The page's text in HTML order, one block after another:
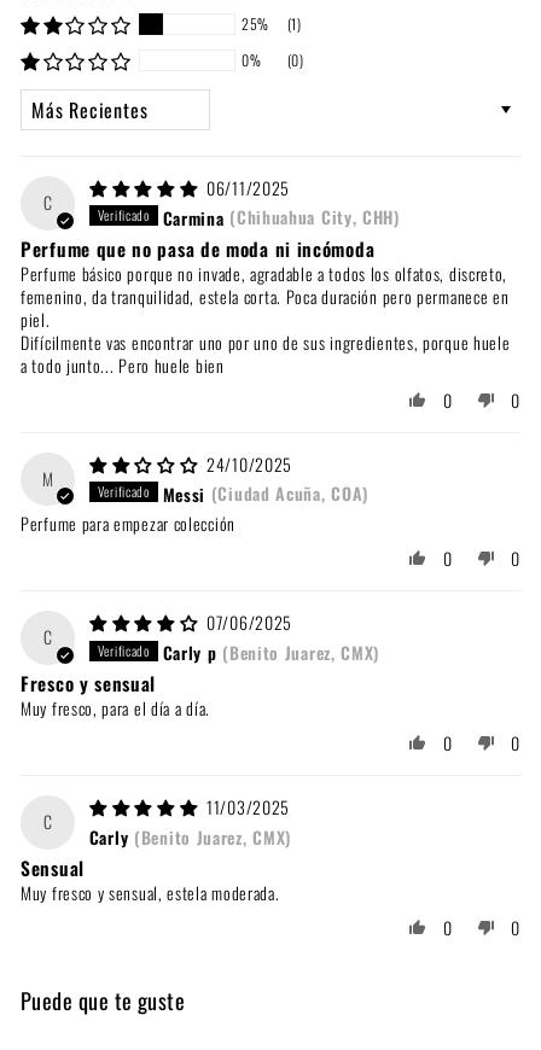
25%
(1)
0%
(0)
Sort by
C
06/11/2025
Carmina (Chihuahua City, CHH)
Perfume que no pasa de moda ni incómoda
Perfume básico porque no invade, agradable a todos los olfatos, discreto,
femenino, da tranquilidad, estela corta. Poca duración pero permanece en
piel.
Difícilmente vas encontrar uno por uno de sus ingredientes, porque huele
a todo junto... Pero huele bien
0
0
M
24/10/2025
Messi (Ciudad Acuña, COA)
Perfume para empezar colección
0
0
C
07/06/2025
Carly p (Benito Juarez, CMX)
Fresco y sensual
Muy fresco, para el día a día.
0
0
C
11/03/2025
Carly (Benito Juarez, CMX)
Sensual
Muy fresco y sensual, estela moderada.
0
0
Puede que te guste